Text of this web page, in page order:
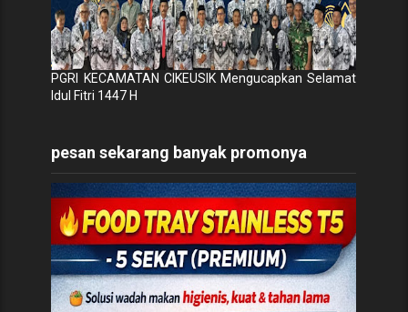
PGRI KECAMATAN CIKEUSIK Mengucapkan Selamat
Idul Fitri 1447 H
pesan sekarang banyak promonya